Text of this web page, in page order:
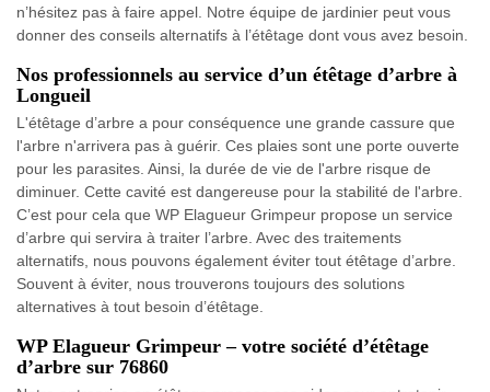
n’hésitez pas à faire appel. Notre équipe de jardinier peut vous
donner des conseils alternatifs à l’étêtage dont vous avez besoin.
Nos professionnels au service d’un étêtage d’arbre à
Longueil
L'étêtage d’arbre a pour conséquence une grande cassure que
l'arbre n'arrivera pas à guérir. Ces plaies sont une porte ouverte
pour les parasites. Ainsi, la durée de vie de l'arbre risque de
diminuer. Cette cavité est dangereuse pour la stabilité de l'arbre.
C’est pour cela que WP Elagueur Grimpeur propose un service
d’arbre qui servira à traiter l’arbre. Avec des traitements
alternatifs, nous pouvons également éviter tout étêtage d’arbre.
Souvent à éviter, nous trouverons toujours des solutions
alternatives à tout besoin d’étêtage.
WP Elagueur Grimpeur – votre société d’étêtage
d’arbre sur 76860